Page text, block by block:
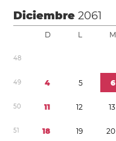
Diciembre2061
D L M
48
49 4 5 6
50 11 12 13
51 18 19 20